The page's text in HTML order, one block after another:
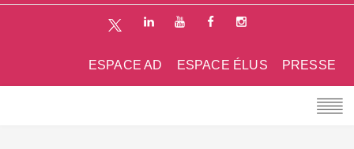
PRESSE
ESPACE ÉLUS
ESPACE AD